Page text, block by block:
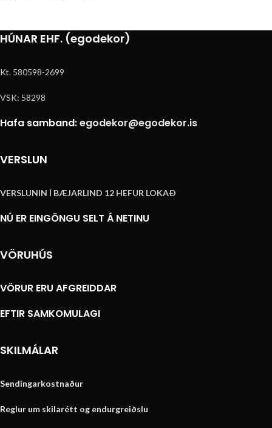
HÚNAR EHF. (egodekor)
Kt. 580598-2699
VSK: 58298
Hafa samband:egodekor@egodekor.is
VERSLUN
VERSLUNIN Í BÆJARLIND 12 HEFUR LOKAÐ
NÚ ER EINGÖNGU SELT Á NETINU
VÖRUHÚS
VÖRUR ERU AFGREIDDAR
EFTIR SAMKOMULAGI
SKILMÁLAR
Sendingarkostnaður
Reglur um skilarétt og endurgreiðslu